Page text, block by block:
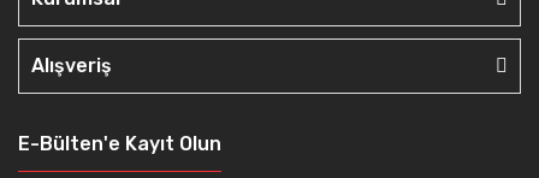
Alışveriş
E-Bülten'e Kayıt Olun